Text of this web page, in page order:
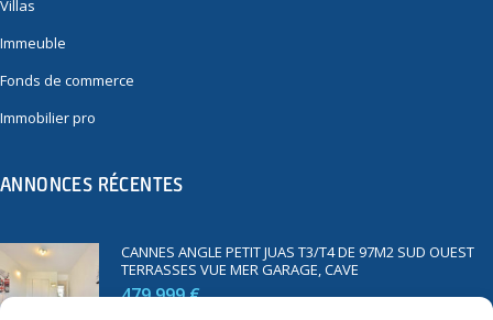
Villas
Immeuble
Fonds de commerce
Immobilier pro
ANNONCES RÉCENTES
CANNES ANGLE PETIT JUAS T3/T4 DE 97M2 SUD OUEST
TERRASSES VUE MER GARAGE, CAVE
479 999 €